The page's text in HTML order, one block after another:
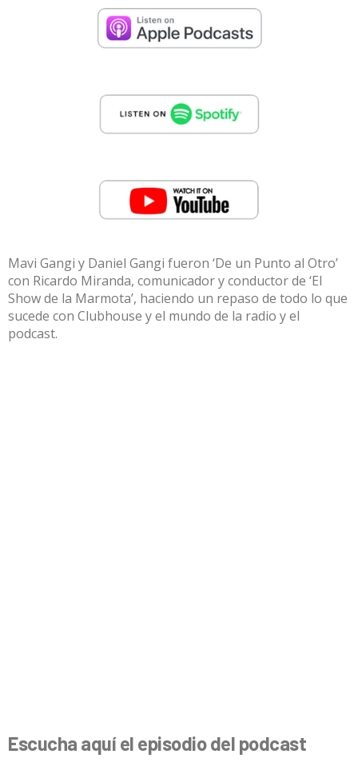
Mavi Gangi y Daniel Gangi fueron ‘De un Punto al Otro’
con Ricardo Miranda, comunicador y conductor de ‘El
Show de la Marmota’, haciendo un repaso de todo lo que
sucede con Clubhouse y el mundo de la radio y el
podcast.
Escucha aquí el episodio del podcast